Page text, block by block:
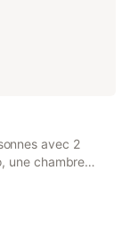
avec 2
une chambre
et bureau, salon
en bas et à
à deux pas pour